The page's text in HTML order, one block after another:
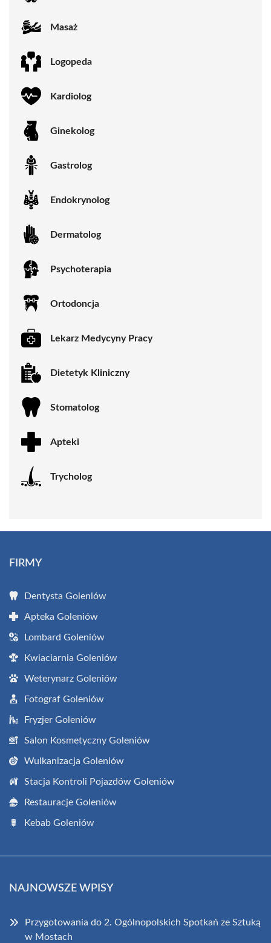
Masaż
Logopeda
Kardiolog
Ginekolog
Gastrolog
Endokrynolog
Dermatolog
Psychoterapia
Ortodoncja
Lekarz Medycyny Pracy
Dietetyk Kliniczny
Stomatolog
Apteki
Trycholog
FIRMY
Dentysta Goleniów
Apteka Goleniów
Lombard Goleniów
Kwiaciarnia Goleniów
Weterynarz Goleniów
Fotograf Goleniów
Fryzjer Goleniów
Salon Kosmetyczny Goleniów
Wulkanizacja Goleniów
Stacja Kontroli Pojazdów Goleniów
Restauracje Goleniów
Kebab Goleniów
NAJNOWSZE WPISY
Przygotowania do 2. Ogólnopolskich Spotkań ze Sztuką
w Mostach